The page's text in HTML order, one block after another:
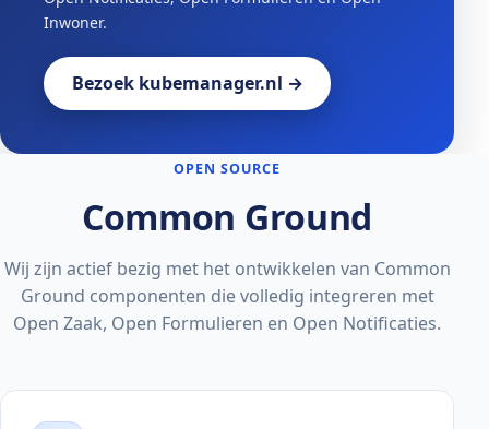
Inwoner.
Bezoek kubemanager.nl →
OPEN SOURCE
Common Ground
Wij zijn actief bezig met het ontwikkelen van Common
Ground componenten die volledig integreren met
Open Zaak, Open Formulieren en Open Notificaties.